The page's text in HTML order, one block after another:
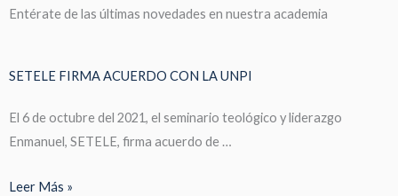
Entérate de las últimas novedades en nuestra academia
SETELE FIRMA ACUERDO CON LA UNPI
El 6 de octubre del 2021, el seminario teológico y liderazgo
Enmanuel, SETELE, firma acuerdo de …
Leer Más »